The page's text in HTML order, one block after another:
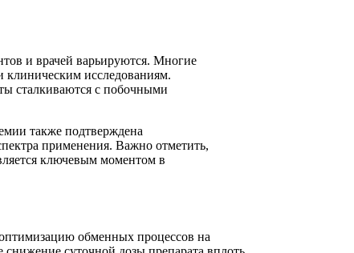
и врачей варьируются. Многие
клиническим исследованиям.
сталкиваются с побочными
также подтверждена
применения. Важно отметить,
ключевым моментом в
обменных процессов на